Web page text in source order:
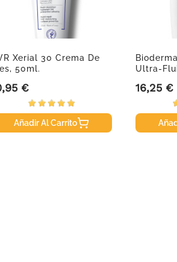
Xerial 30 Crema De
50ml.
€
Añadir Al Carrito
Ultra-
Precio
16,25 €